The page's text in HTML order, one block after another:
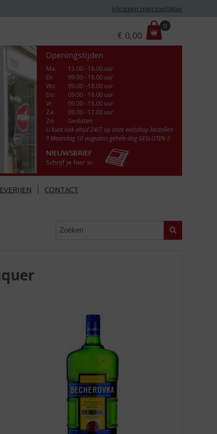
Inloggen mijn topSlijter
r
i
€ 0,00
0
Openingstijden
Ma:
13.00 - 18.00 uur
Di:
09.00 - 18.00 uur
Wo:
09.00 - 18.00 uur
Do:
09.00 - 18.00 uur
Vr:
09.00 - 18.00 uur
Za:
09.00 - 17.00 uur
Zo:
Gesloten
U kunt ook altijd 24/7 op onze webshop bestellen
!! Maandag 10 augustus gehele dag GESLOTEN !!
NIEUWSBRIEF
Schrijf je hier in
CONTACT
Zoeken